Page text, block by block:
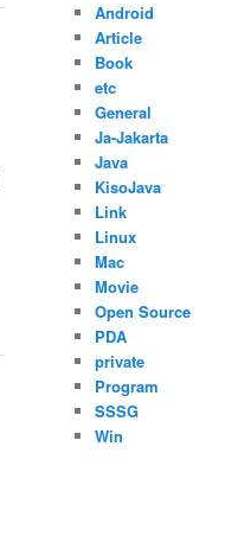
Android
Article
Book
etc
General
Ja-Jakarta
Java
KisoJava
Link
Linux
Mac
Movie
Open Source
PDA
private
Program
SSSG
Win